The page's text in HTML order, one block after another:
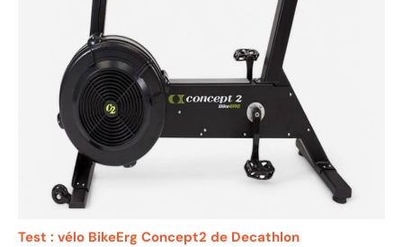
Test : vélo BikeErg Concept2 de Decathlon